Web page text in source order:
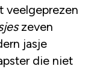
veelgeprezen
zeven
jasje
die niet